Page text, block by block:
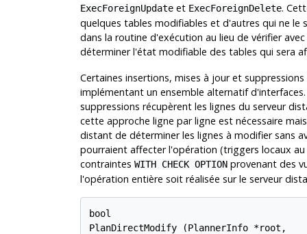
ExecForeignUpdateet ExecForeignDelete.
quelques tables modifiables et d'autres qui ne le
dans la routine d'exécution au lieu de vérifier
déterminer l'état modifiable des tables qui sera
Certaines insertions, mises à jour et
implémentant un ensemble alternatif
suppressions récupèrent les lignes du serveur
cette approche ligne par ligne est nécessaire
distant de déterminer les lignes à modifier sans
pourraient affecter l'opération (triggers locaux
contraintes WITH CHECK OPTIONprovenant des
l'opération entière soit réalisée sur le serveur
bool
PlanDirectModify (PlannerInfo *root,